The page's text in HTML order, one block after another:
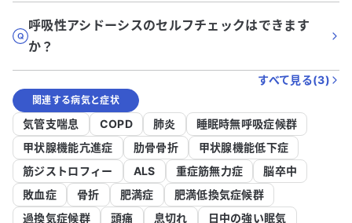
呼吸性アシドーシスのセルフチェックはできます
か？
すべて見る(3)
関連する病気と症状
気管支喘息 COPD 肺炎
睡眠時無呼吸症候群
甲状腺機能亢進症
肋骨骨折
甲状腺機能低下症
筋ジストロフィー
ALS 重症筋無力症
脳卒中
敗血症
骨折 肥満症
肥満低換気症候群
過換気症候群
頭痛 息切れ 日中の強い眠気